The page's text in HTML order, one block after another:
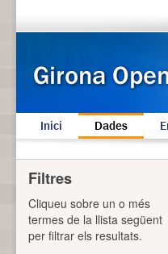
Inici Dades
Filtres
Cliqueu sobre un o més
termes de la llista següent
per filtrar els resultats.